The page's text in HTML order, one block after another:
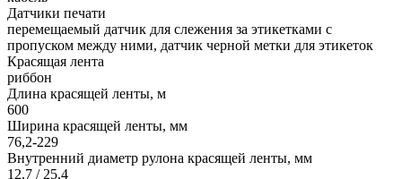
Датчики печати
перемещаемый датчик для слежения за этикетками с
пропуском между ними, датчик черной метки для этикеток
Красящая лента
риббон
Длина красящей ленты, м
600
Ширина красящей ленты, мм
76,2-229
Внутренний диаметр рулона красящей ленты, мм
12,7 / 25,4